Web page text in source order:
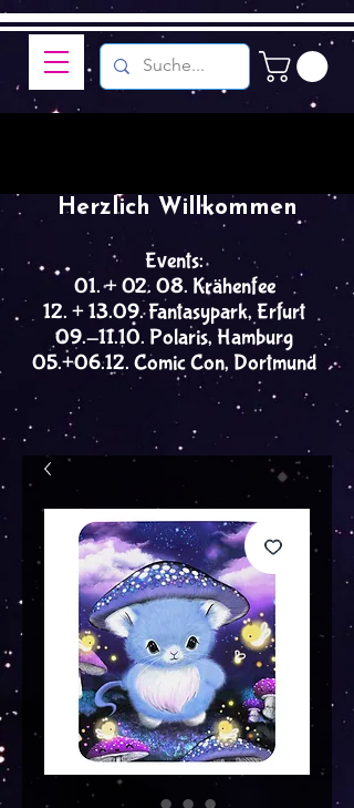
Events:
01. + 02. 08. Krähenfee
12. + 13.09. Fantasypark, Erfurt
09.-11.10. Polaris, Hamburg
05.+06.12. Comic Con, Dortmund
Herzlich Willkommen